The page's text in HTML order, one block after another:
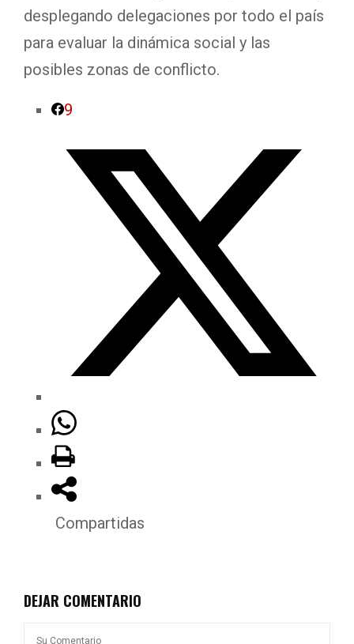
desplegando delegaciones por todo el país
para evaluar la dinámica social y las
posibles zonas de conflicto.
9
Compartidas
DEJAR COMENTARIO